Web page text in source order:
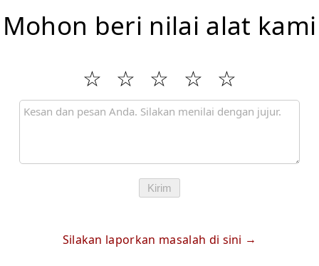
Mohon beri nilai alat kami
Kirim
Silakan laporkan masalah di sini